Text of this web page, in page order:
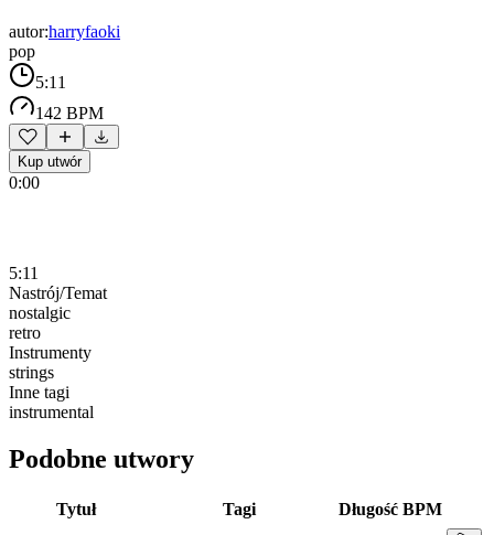
autor:harryfaoki
pop
5:11
142 BPM
Kup utwór
0:00
5:11
Nastrój/Temat
nostalgic
retro
Instrumenty
strings
Inne tagi
instrumental
Podobne utwory
Tytuł Tagi Długość BPM